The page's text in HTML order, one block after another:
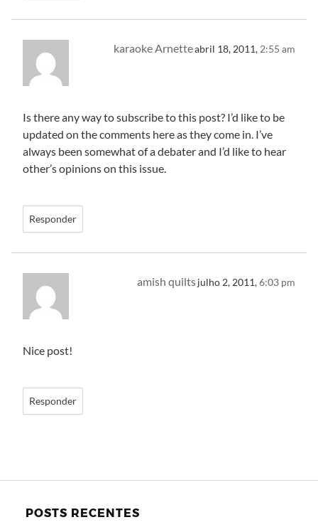
karaoke Arnetteabril 18, 2011, 2:55 am
Is there any way to subscribe to this post? I’d like to be
updated on the comments here as they come in. I’ve
always been somewhat of a debater and I’d like to hear
other’s opinions on this issue.
Responder
amish quiltsjulho 2, 2011,6:03 pm
Nice post!
Responder
POSTS RECENTES